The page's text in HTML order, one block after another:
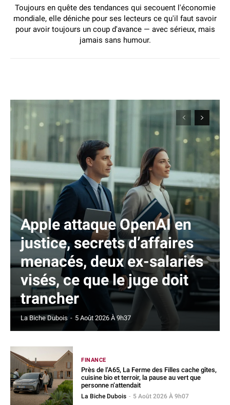
Toujours en quête des tendances qui secouent l'économie
mondiale, elle déniche pour ses lecteurs ce qu'il faut savoir
pour avoir toujours un coup d'avance — avec sérieux, mais
jamais sans humour.
Apple attaque OpenAI en
justice, secrets d’affaires
menacés, deux ex-salariés
visés, ce que le juge doit
trancher
La Biche Dubois - 5 Août 2026 À 9h37
FINANCE
Près de l’A65, La Ferme des Filles cache gîtes,
cuisine bio et terroir, la pause au vert que
personne n’attendait
La Biche Dubois - 5 Août 2026 À 9h07